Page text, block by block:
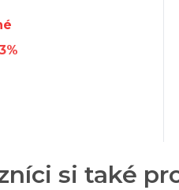
si také